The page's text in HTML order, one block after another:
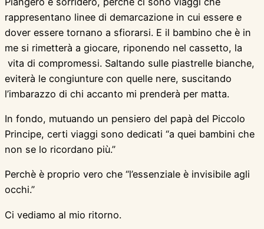
rappresentano linee di demarcazione in cui essere e
dover essere tornano a sfiorarsi. E il bambino che è in
me si rimetterà a giocare, riponendo nel cassetto, la
vita di compromessi. Saltando sulle piastrelle bianche,
eviterà le congiunture con quelle nere, suscitando
l’imbarazzo di chi accanto mi prenderà per matta.
In fondo, mutuando un pensiero del papà del Piccolo
Principe, certi viaggi sono dedicati “a quei bambini che
non se lo ricordano più.”
Perchè è proprio vero che “l’essenziale è invisibile agli
occhi.”
Ci vediamo al mio ritorno.